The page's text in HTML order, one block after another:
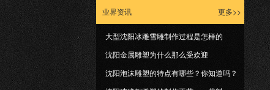
更多>>
业界资讯
大型沈阳冰雕雪雕制作过程是怎样的
沈阳金属雕塑为什么那么受欢迎
沈阳泡沫雕塑的特点有哪些？你知道吗？